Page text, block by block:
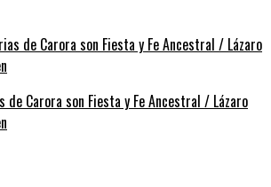
de Carora son Fiesta y Fe Ancestral / Lázaro